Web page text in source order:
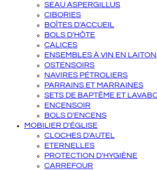
SEAU ASPERGILLUS
CIBORIES
BOÎTES D'ACCUEIL
BOLS D'HÔTE
CALICES
ENSEMBLES À VIN EN LAITON
OSTENSOIRS
NAVIRES PÉTROLIERS
PARRAINS ET MARRAINES
SETS DE BAPTÊME ET
ENCENSOIR
BOLS D'ENCENS
MOBILIER D'ÉGLISE
CLOCHES D'AUTEL
ETERNELLES
PROTECTION D'HYGIÈNE
CARREFOUR